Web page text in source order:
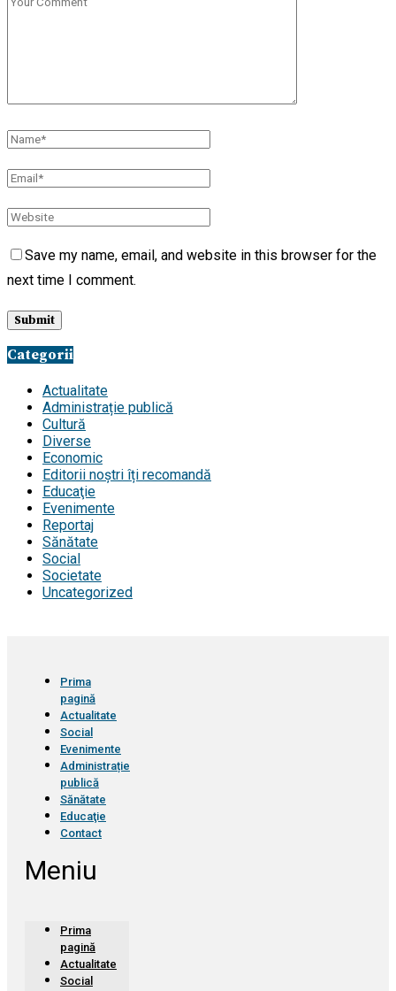
Save my name, email, and website in this browser for the
next time I comment.
Categorii
Actualitate
Administrație publică
Cultură
Diverse
Economic
Editorii noștri îți recomandă
Educaţie
Evenimente
Reportaj
Sănătate
Social
Societate
Uncategorized
Prima
pagină
Actualitate
Social
Evenimente
Administrație
publică
Sănătate
Educaţie
Contact
Meniu
Prima
pagină
Actualitate
Social